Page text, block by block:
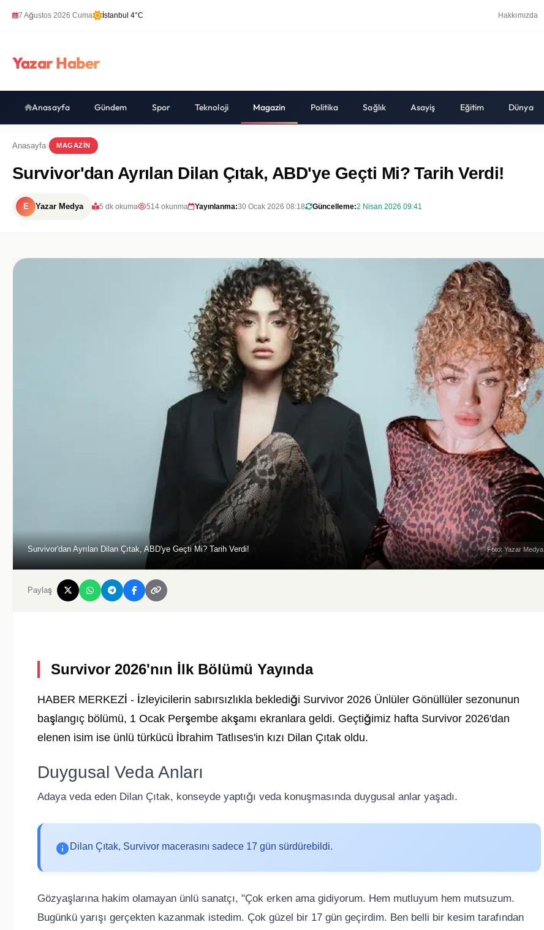
7 Ağustos 2026 Cuma İstanbul 4°C Hakkımızda
Yazar Haber
Anasayfa Gündem Spor Teknoloji Magazin Politika Sağlık Asayiş Eğitim Dünya
Anasayfa MAGAZIN
Survivor'dan Ayrılan Dilan Çıtak, ABD'ye Geçti Mi? Tarih Verdi!
E Yazar Medya 5 dk okuma 514 okunma Yayınlanma:30 Ocak 2026 08:18 Güncelleme:2 Nisan 2026 09:41
Survivor'dan Ayrılan Dilan Çıtak, ABD'ye Geçti Mi? Tarih Verdi! Foto: Yazar Medya
Paylaş
Survivor 2026'nın İlk Bölümü Yayında
HABER MERKEZİ - İzleyicilerin sabırsızlıkla beklediği Survivor 2026 Ünlüler Gönüllüler sezonunun
başlangıç bölümü, 1 Ocak Perşembe akşamı ekranlara geldi. Geçtiğimiz hafta Survivor 2026'dan
elenen isim ise ünlü türkücü İbrahim Tatlıses'in kızı Dilan Çıtak oldu.
Duygusal Veda Anları
Adaya veda eden Dilan Çıtak, konseyde yaptığı veda konuşmasında duygusal anlar yaşadı.
Dilan Çıtak, Survivor macerasını sadece 17 gün sürdürebildi.
Gözyaşlarına hakim olamayan ünlü sanatçı, "Çok erken ama gidiyorum. Hem mutluyum hem mutsuzum.
Bugünkü yarışı gerçekten kazanmak istedim. Çok güzel bir 17 gün geçirdim. Ben belli bir kesim tarafından